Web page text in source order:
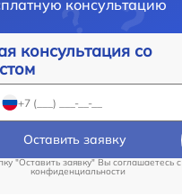
консультацию
консультация со
Оставить заявку
"Оставить заявку" Вы соглашаетесь c
конфиденциальности